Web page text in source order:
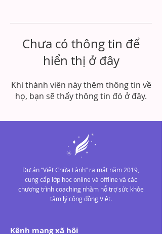
Chưa có thông tin để
hiển thị ở đây
Khi thành viên này thêm thông tin về
họ, bạn sẽ thấy thông tin đó ở đây.
Dự án “Viết Chữa Lành” ra mắt năm 2019,
cung cấp lớp học online và offline và các
chương trình coaching nhằm hỗ trợ sức khỏe
tâm lý cộng đồng Việt.
Kênh mạng xã hội